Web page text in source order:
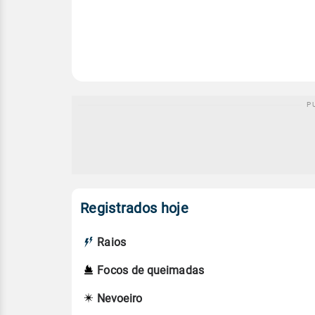
Registrados hoje
Raios
Focos de queimadas
Nevoeiro